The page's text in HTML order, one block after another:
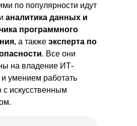
по популярности идут
аналитика данных и
программного
, а также эксперта по
. Все они
на владение ИТ-
умением работать
с искусственным